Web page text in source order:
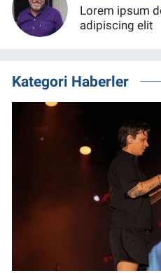
Lorem ipsum
adipiscing elit
Kategori Haberler